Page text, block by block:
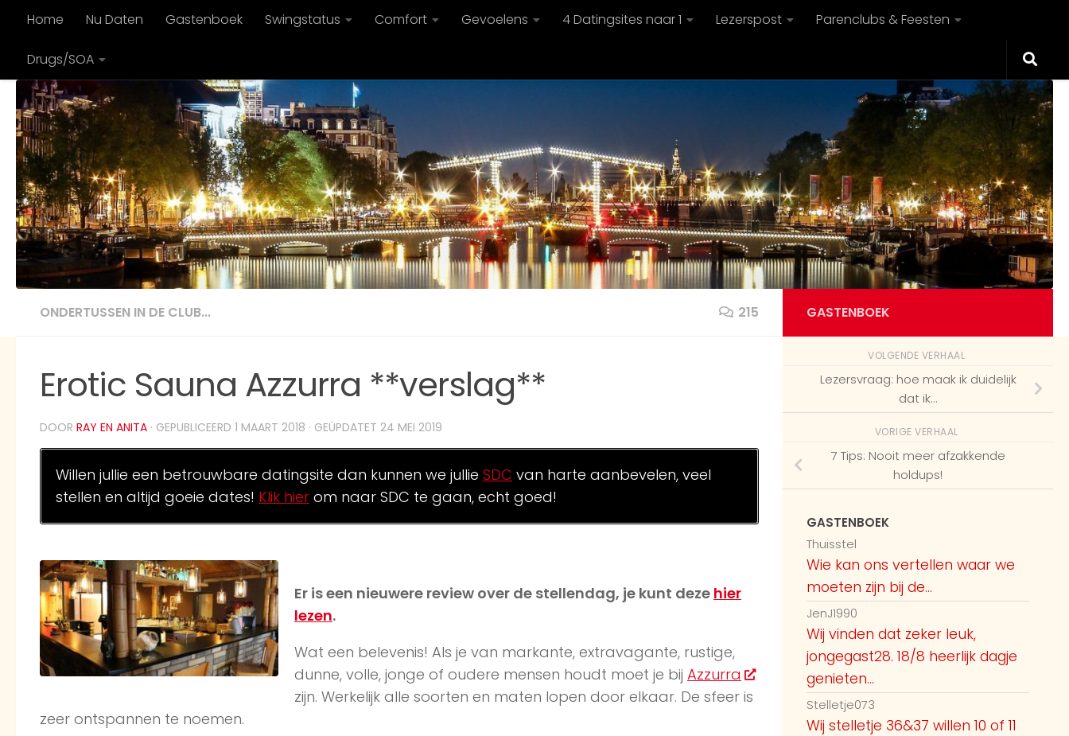
Doorgaan naar inhoud
Home Nu Daten Gastenboek Swingstatus Comfort Gevoelens 4 Datingsites naar 1 Lezerspost Parenclubs & Feesten
Drugs/SOA
ONDERTUSSEN IN DE CLUB... 215
Erotic Sauna Azzurra **verslag**
DOOR RAY EN ANITA · GEPUBLICEERD 1 MAART 2018 · GEÜPDATET 24 MEI 2019
Willen jullie een betrouwbare datingsite dan kunnen we jullie SDC van harte aanbevelen, veel
stellen en altijd goeie dates! Klik hier om naar SDC te gaan, echt goed!
Er is een nieuwere review over de stellendag, je kunt deze hier
lezen.
Wat een belevenis! Als je van markante, extravagante, rustige,
dunne, volle, jonge of oudere mensen houdt moet je bij Azzurra
zijn. Werkelijk alle soorten en maten lopen door elkaar. De sfeer is
zeer ontspannen te noemen.
GASTENBOEK
VOLGENDE VERHAAL
Lezersvraag: hoe maak ik duidelijk
dat ik…
VORIGE VERHAAL
7 Tips: Nooit meer afzakkende
holdups!
GASTENBOEK
Thuisstel
Wie kan ons vertellen waar we
moeten zijn bij de...
JenJ1990
Wij vinden dat zeker leuk,
jongegast28. 18/8 heerlijk dagje
genieten...
Stelletje073
Wij stelletje 36&37 willen 10 of 11